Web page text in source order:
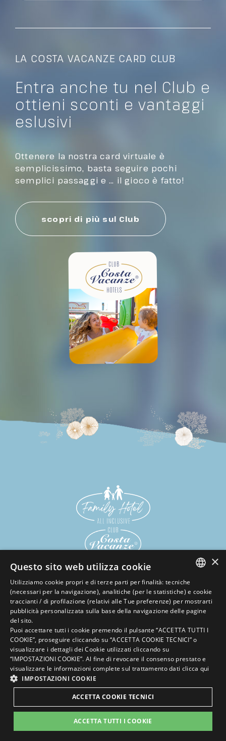
LA COSTA VACANZE CARD CLUB
Entra anche tu nel Club e
ottieni sconti e vantaggi
eslusivi
Ottenere la nostra card virtuale è
semplicissimo, basta seguire pochi
semplici passaggi e … il gioco è fatto!
scopri di più sul Club
DOVE SIAMO
Riviera Adriatica
Emilia Romagna [FC - RA] - Italy
Partita Iva 03158980403
INFO E PREVENTIVO
T.+39 0547.672057
info@familyhotelallinclusive.it
Prenota
ora preventivo
ITALIAN
ENGLISH
FRENCH
RUSSIAN
×
Questo sito web utilizza cookie
Utilizziamo cookie propri e di terze parti per finalità: tecniche
(necessari per la navigazione), analitiche (per le statistiche) e cookie
traccianti / di profilazione (relativi alle Tue preferenze) per mostrarti
pubblicità personalizzata sulla base della navigazione delle pagine
del sito.
Puoi accettare tutti i cookie premendo il pulsante “ACCETTA TUTTI I
COOKIE”, proseguire cliccando su “ACCETTA COOKIE TECNICI” o
visualizzare i dettagli dei Cookie utilizzati cliccando su
“IMPOSTAZIONI COOKIE”. Al fine di revocare il consenso prestato e
visualizzare le informazioni complete sul trattamento dati clicca qui
IMPOSTAZIONI COOKIE
ACCETTA TUTTI I COOKIE
ACCETTA COOKIE TECNICI